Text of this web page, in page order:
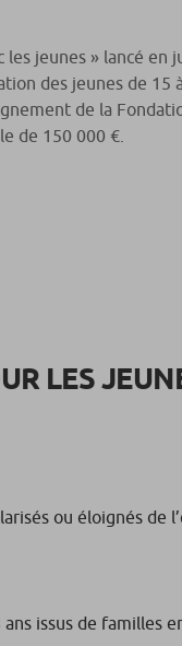
jeunes » lancé en
des jeunes de 15
de la
de 150 000 €.
LES
ou éloignés
issus de familles